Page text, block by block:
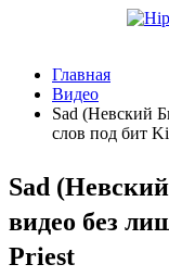
Главная
Видео
Sad (Невский
слов под бит
Sad
видео без
Priest